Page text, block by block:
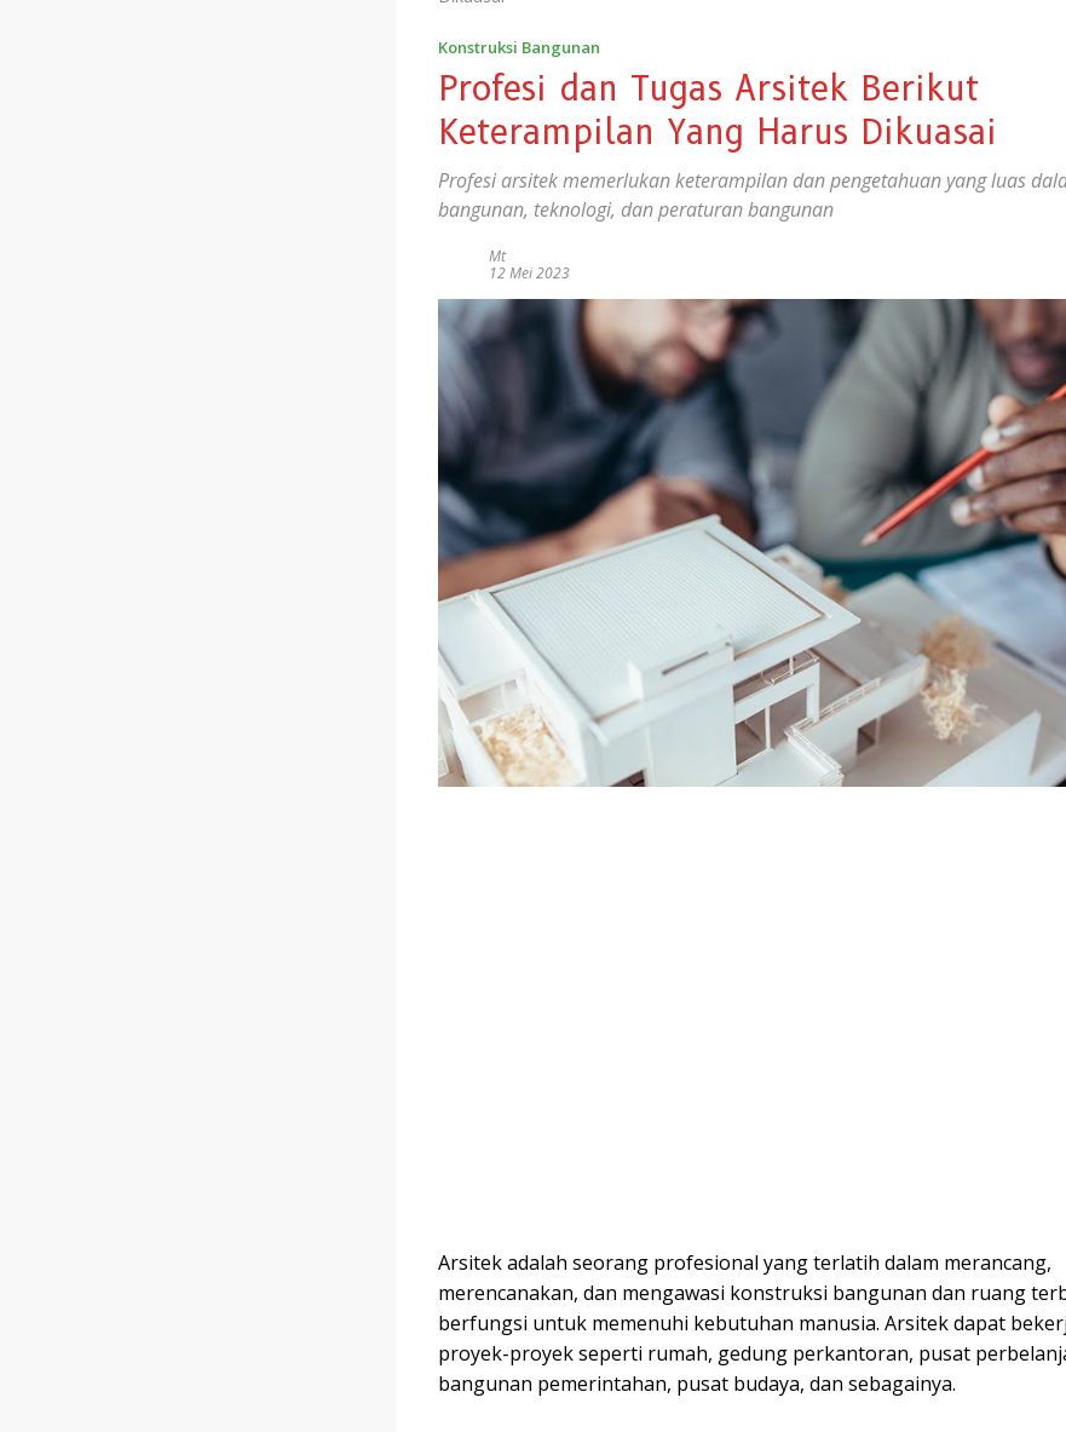
Konstruksi Bangunan
Profesi dan Tugas Arsitek Berikut
Keterampilan Yang Harus Dikuasai
Profesi arsitek memerlukan keterampilan dan pengetahuan yang luas
bangunan, teknologi, dan peraturan bangunan
Mt
12 Mei 2023
Arsitek adalah seorang profesional yang terlatih dalam merancang,
merencanakan, dan mengawasi konstruksi bangunan dan ruang
berfungsi untuk memenuhi kebutuhan manusia. Arsitek dapat
proyek-proyek seperti rumah, gedung perkantoran, pusat
bangunan pemerintahan, pusat budaya, dan sebagainya.